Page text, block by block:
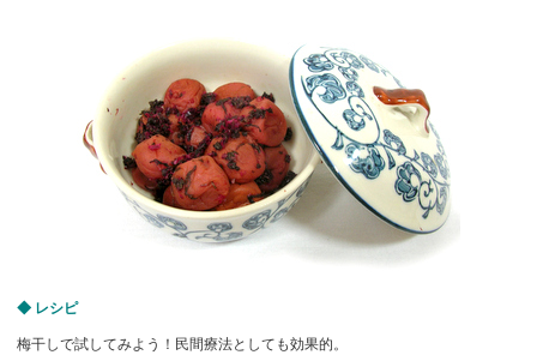
◆ レシピ
梅干しで試してみよう！民間療法としても効果的。